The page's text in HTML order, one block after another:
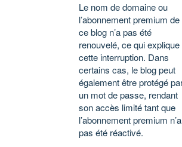
Le nom de domaine ou
l’abonnement premium de
ce blog n’a pas été
renouvelé, ce qui explique
cette interruption. Dans
certains cas, le blog peut
également être protégé
un mot de passe, rendant
son accès limité tant que
l’abonnement premium n’a
pas été réactivé.